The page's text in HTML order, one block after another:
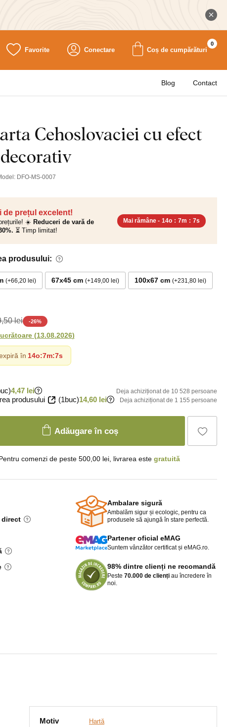
Favorite Conectare Coș de cumpărături
0
Blog Contact
Cehoslovaciei cu efect
DFO-MS-0007
de prețul excelent!
☀️ Reduceri de vară de
⏳ Timp limitat!
Mai rămâne - 14o : 7m : 6s
produsului:
+66,20 lei 67x45 cm +149,00 lei 100x67 cm +231,80 lei
lei -26%
(13.08.2026)
în 14o:7m:6s
4,47 lei Deja achiziționat de 10 528 persoane
produsului (1buc)14,60 lei Deja achiziționat de 1 155 persoane
Adăugare în coș
comenzi de peste 500,00 lei, livrarea este gratuită
direct
Ambalare sigură
Ambalăm sigur și ecologic, pentru ca
produsele să ajungă în stare perfectă.
Partener oficial eMAG
Suntem vânzător certificat și eMAG.ro.
98% dintre clienți ne recomandă
Peste 70.000 de clienți au încredere în
noi.
Motiv Hartă